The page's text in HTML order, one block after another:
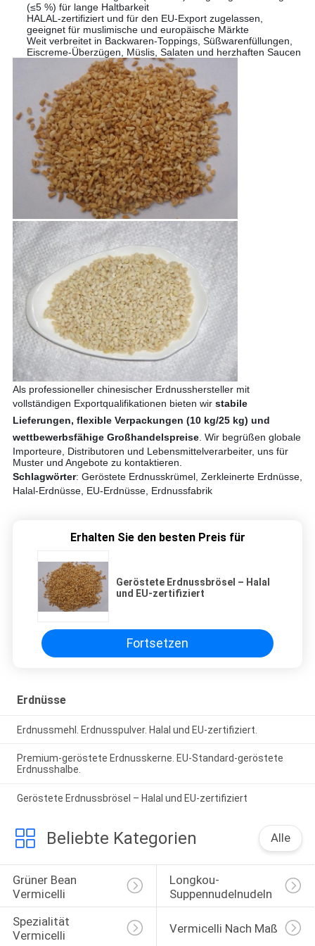
(≤5 %) für lange Haltbarkeit
HALAL-zertifiziert und für den EU-Export zugelassen,
geeignet für muslimische und europäische Märkte
Weit verbreitet in Backwaren-Toppings, Süßwarenfüllungen,
Eiscreme-Überzügen, Müslis, Salaten und herzhaften Saucen
Als professioneller chinesischer Erdnusshersteller mit
vollständigen Exportqualifikationen bieten wir stabile
Lieferungen, flexible Verpackungen (10 kg/25 kg) und
wettbewerbsfähige Großhandelspreise. Wir begrüßen globale
Importeure, Distributoren und Lebensmittelverarbeiter, uns für
Muster und Angebote zu kontaktieren.
Schlagwörter: Geröstete Erdnusskrümel, Zerkleinerte Erdnüsse,
Halal-Erdnüsse, EU-Erdnüsse, Erdnussfabrik
Erhalten Sie den besten Preis für
Geröstete Erdnussbrösel – Halal
und EU-zertifiziert
Fortsetzen
Erdnüsse
Erdnussmehl. Erdnusspulver. Halal und EU-zertifiziert.
Premium-geröstete Erdnusskerne. EU-Standard-geröstete
Erdnusshalbe.
Geröstete Erdnussbrösel – Halal und EU-zertifiziert
Beliebte Kategorien Alle
Grüner Bean
Vermicelli
Longkou-
Suppennudelnudeln
Spezialität
Vermicelli
Vermicelli Nach Maß